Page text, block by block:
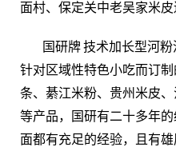
面村、保定关中老吴家米皮
国研牌 技术加长型河
针对区域性特色小吃而订
条、綦江米粉、贵州米皮
等产品，国研有二十多年
面都有充足的经验，且有